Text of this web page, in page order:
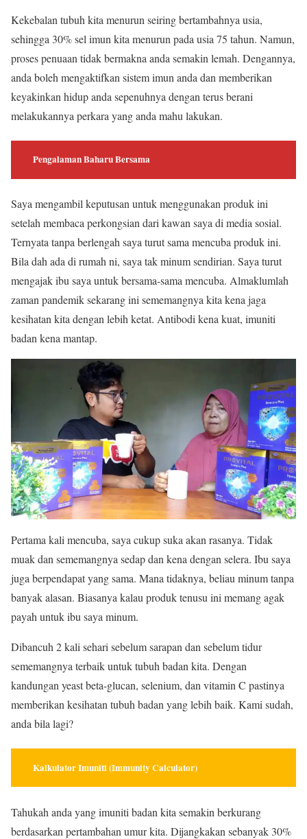
Kekebalan tubuh kita menurun seiring bertambahnya usia,
sehingga 30% sel imun kita menurun pada usia 75 tahun. Namun,
proses penuaan tidak bermakna anda semakin lemah. Dengannya,
anda boleh mengaktifkan sistem imun anda dan memberikan
keyakinkan hidup anda sepenuhnya dengan terus berani
melakukannya perkara yang anda mahu lakukan.
Pengalaman Baharu Bersama
Saya mengambil keputusan untuk menggunakan produk ini
setelah membaca perkongsian dari kawan saya di media sosial.
Ternyata tanpa berlengah saya turut sama mencuba produk ini.
Bila dah ada di rumah ni, saya tak minum sendirian. Saya turut
mengajak ibu saya untuk bersama-sama mencuba. Almaklumlah
zaman pandemik sekarang ini sememangnya kita kena jaga
kesihatan kita dengan lebih ketat. Antibodi kena kuat, imuniti
badan kena mantap.
Pertama kali mencuba, saya cukup suka akan rasanya. Tidak
muak dan sememangnya sedap dan kena dengan selera. Ibu saya
juga berpendapat yang sama. Mana tidaknya, beliau minum tanpa
banyak alasan. Biasanya kalau produk tenusu ini memang agak
payah untuk ibu saya minum.
Dibancuh 2 kali sehari sebelum sarapan dan sebelum tidur
sememangnya terbaik untuk tubuh badan kita. Dengan
kandungan yeast beta-glucan, selenium, dan vitamin C pastinya
memberikan kesihatan tubuh badan yang lebih baik. Kami sudah,
anda bila lagi?
Kalkulator Imuniti (Immunity Calculator)
Tahukah anda yang imuniti badan kita semakin berkurang
berdasarkan pertambahan umur kita. Dijangkakan sebanyak 30%